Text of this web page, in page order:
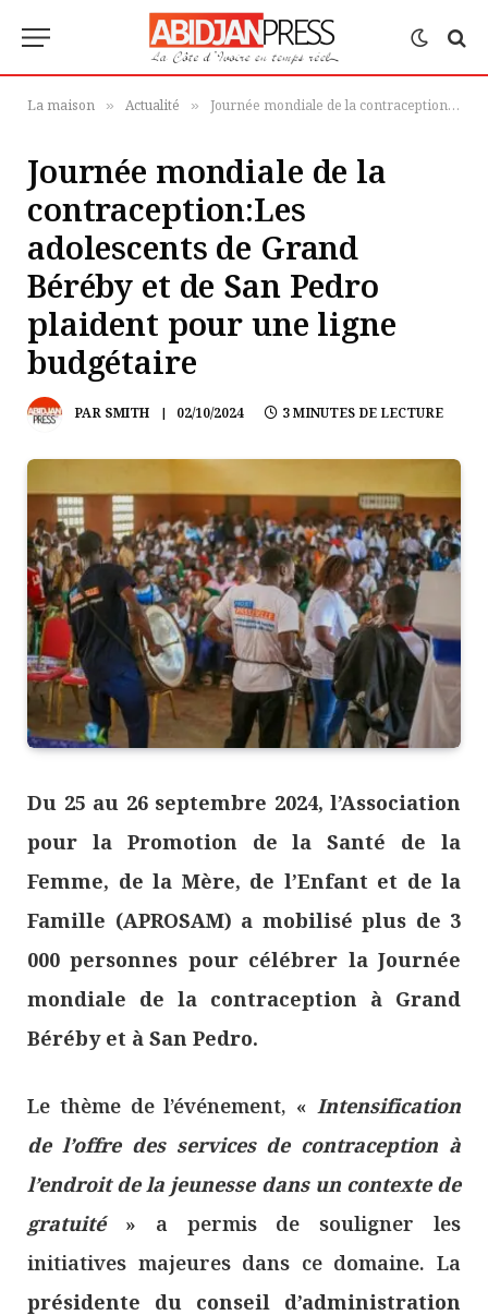
La maison » Actualité » Journée mondiale de la contraception:Les adolescents de Grand Béréby et de San Pedro plaident pour une ligne budgétaire
Journée mondiale de la
contraception:Les
adolescents de Grand
Béréby et de San Pedro
plaident pour une ligne
budgétaire
PAR SMITH 02/10/2024 3 MINUTES DE LECTURE
Du 25 au 26 septembre 2024, l’Association
pour la Promotion de la Santé de la
Femme, de la Mère, de l’Enfant et de la
Famille (APROSAM) a mobilisé plus de 3
000 personnes pour célébrer la Journée
mondiale de la contraception à Grand
Béréby et à San Pedro.
Le thème de l’événement, « Intensification
de l’offre des services de contraception à
l’endroit de la jeunesse dans un contexte de
gratuité» a permis de souligner les
initiatives majeures dans ce domaine. La
présidente du conseil d’administration